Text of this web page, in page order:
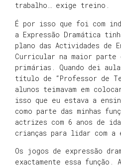
trabalho… exige treino.
É por isso que foi com
a Expressão Dramática
plano das Actividades de
Curricular na maior parte
primárias. Quando dei
título de “Professor de
alunos teimavam em
isso que eu estava a
como parte das minhas
actrizes com 6 anos de
crianças para lidar com a
Os jogos de expressão
exactamente essa função.